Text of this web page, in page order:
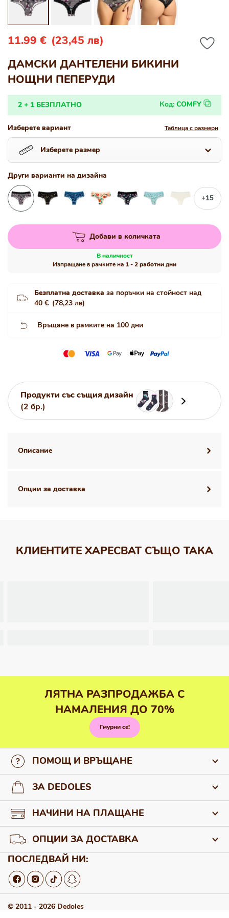
модален
прозорец
ДАМСКИ ДАНТЕЛЕНИ БИКИНИ
НОЩНИ ПЕПЕРУДИ
Редовна
11.99 € (23,45 лв)
2 + 1 БЕЗПЛАТНО Код: COMFY
Изберете вариант Таблица с размери
Изберете размер
Други варианти на дизайна
+15
Добави в количката
В наличност
Изпращане в рамките на 1 - 2 работни дни
Безплатна доставка за поръчки на стойност над
40 € (78,23 лв)
Връщане в рамките на 100 дни
Продукти със същия дизайн
(2 бр.)
Описание
Опции за доставка
КЛИЕНТИТЕ ХАРЕСВАТ СЪЩО ТАКА
ЛЯТНА РАЗПРОДАЖБА С
НАМАЛЕНИЯ ДО 70%
Гмурни се!
ПОМОЩ И ВРЪЩАНЕ
За връзка с нас
Връщане и рекламации
Отказ от договора
ЗА DEDOLES
За нас
Търговия на едро
НАЧИНИ НА ПЛАЩАНЕ
ОПЦИИ ЗА ДОСТАВКА
ПОСЛЕДВАЙ НИ:
© 2011 - 2026 Dedoles